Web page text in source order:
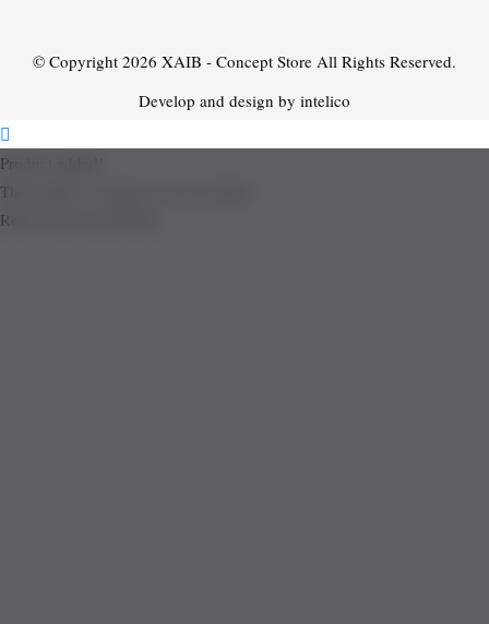
© Copyright 2026 XAIB - Concept Store All Rights Reserved.
Develop and design by intelico
Product added!
The product is already in the wishlist!
Removed from Wishlist